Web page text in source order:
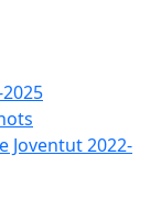
Joventut 2022-